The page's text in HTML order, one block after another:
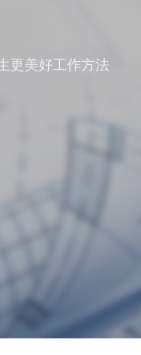
更美好工作方法